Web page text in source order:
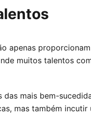
apenas
muitos talentos
mais bem-
mas também